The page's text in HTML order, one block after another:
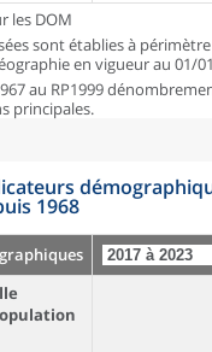
les DOM
sont établies à
en vigueur au 01/
au RP1999
principales.
1968